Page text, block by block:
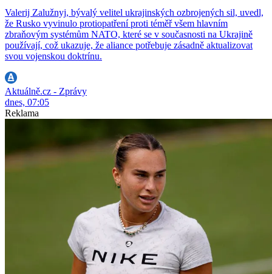
Valerij Zalužnyj, bývalý velitel ukrajinských ozbrojených sil, uvedl,
že Rusko vyvinulo protiopatření proti téměř všem hlavním
zbraňovým systémům NATO, které se v současnosti na Ukrajině
používají, což ukazuje, že aliance potřebuje zásadně aktualizovat
svou vojenskou doktrínu.
Aktuálně.cz - Zprávy
dnes, 07:05
Reklama